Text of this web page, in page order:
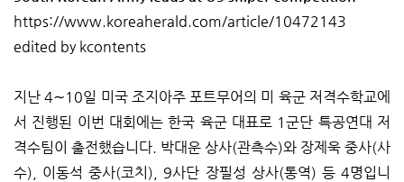
https://www.koreaherald.com/article/10472143
edited by kcontents
지난 4∼10일 미국 조지아주 포트무어의 미 육군 저격수학교에
서 진행된 이번 대회에는 한국 육군 대표로 1군단 특공연대 저
격수팀이 출전했습니다. 박대운 상사(관측수)와 장제욱 중사(사
수), 이동석 중사(코치), 9사단 장필성 상사(통역) 등 4명입니